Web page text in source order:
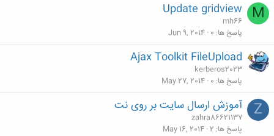
M
Update gridview
mh66
پاسخ ها 0
Jun 9, 2014
Ajax Toolkit FileUpload
kerberos2023
پاسخ ها 0
May 27, 2014
Z آموزش ارسال سایت بر روی نت
zahra86621137
پاسخ ها 2
May 16, 2014